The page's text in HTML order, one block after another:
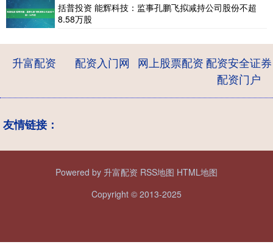
括普投资 能辉科技：监事孔鹏飞拟减持公司股份不超
8.58万股
升富配资 配资入门网 网上股票配资配资安全证券
配资门户
友情链接：
Powered by 升富配资 RSS地图 HTML地图
Copyright © 2013-2025